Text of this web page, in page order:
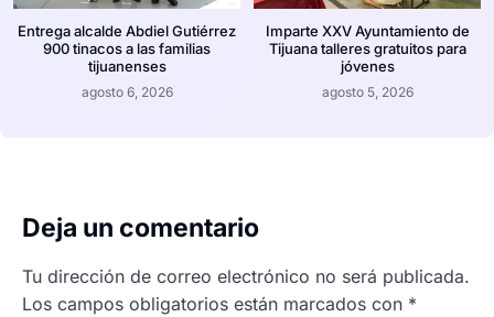
Entrega alcalde Abdiel Gutiérrez
900 tinacos a las familias
tijuanenses
agosto 6, 2026
Imparte XXV Ayuntamiento de
Tijuana talleres gratuitos para
jóvenes
agosto 5, 2026
Deja un comentario
Tu dirección de correo electrónico no será publicada.
Los campos obligatorios están marcados con *